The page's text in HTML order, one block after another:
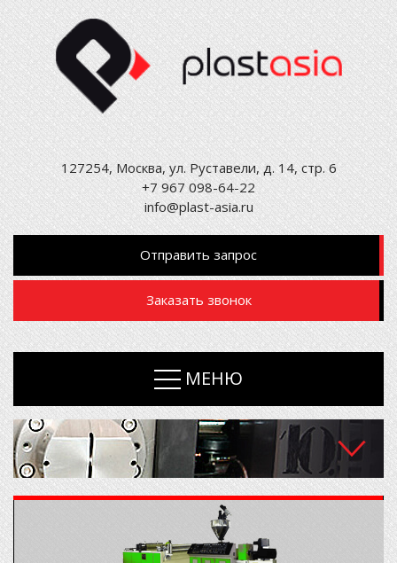
127254, Москва, ул. Руставели, д. 14, стр. 6
+7 967 098-64-22
info@plast-asia.ru
Отправить запрос
Заказать звонок
МЕНЮ
О компании
Новости
Оборудование